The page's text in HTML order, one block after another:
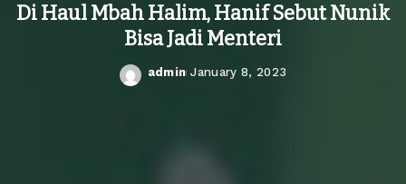
Di Haul Mbah Halim, Hanif Sebut Nunik
Bisa Jadi Menteri
Posted
admin January 8, 2023